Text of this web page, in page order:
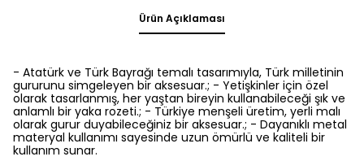
Ürün Açıklaması
- Atatürk ve Türk Bayrağı temalı tasarımıyla, Türk milletinin
gururunu simgeleyen bir aksesuar.; - Yetişkinler için özel
olarak tasarlanmış, her yaştan bireyin kullanabileceği şık ve
anlamlı bir yaka rozeti.; - Türkiye menşeli üretim, yerli malı
olarak gurur duyabileceğiniz bir aksesuar.; - Dayanıklı metal
materyal kullanımı sayesinde uzun ömürlü ve kaliteli bir
kullanım sunar.